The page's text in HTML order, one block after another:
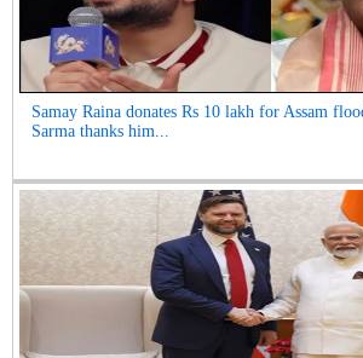
Samay Raina donates Rs 10 lakh for Assam
Sarma thanks him...